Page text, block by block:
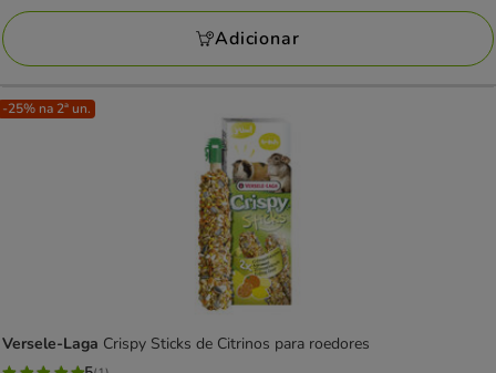
KG
Adicionar
-25% na 2ª un.
Versele-Laga Crispy Sticks de Citrinos para roedores